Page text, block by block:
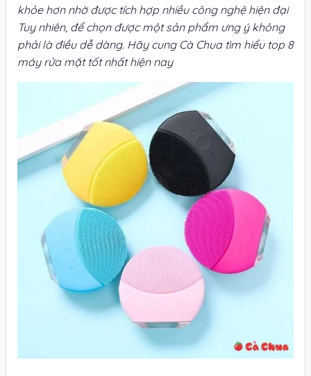
khỏe hơn nhờ được tích hợp nhiều công nghệ hiện đại
Tuy nhiên, để chọn được một sản phẩm ưng ý không
phải là điều dễ dàng. Hãy cung Cà Chua tìm hiểu top 8
máy rửa mặt tốt nhất hiện nay